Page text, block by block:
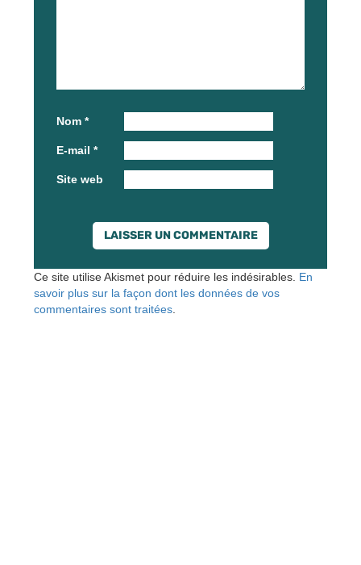
Nom *
E-mail *
Site web
Ce site utilise Akismet pour réduire les indésirables. En
savoir plus sur la façon dont les données de vos
commentaires sont traitées.